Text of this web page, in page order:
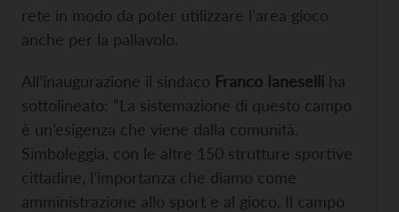
rete in modo da poter utilizzare l’area gioco
anche per la pallavolo.
All’inaugurazione il sindaco Franco Ianeselli ha
sottolineato: “La sistemazione di questo campo
è un’esigenza che viene dalla comunità.
Simboleggia, con le altre 150 strutture sportive
cittadine, l’importanza che diamo come
amministrazione allo sport e al gioco. Il campo